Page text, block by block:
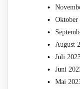
Oktober
August
Juli
Juni
Mai